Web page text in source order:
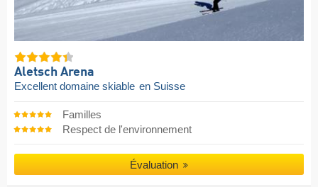
Aletsch Arena
Excellent domaine skiable en Suisse
Familles
Respect de l'environnement
Évaluation